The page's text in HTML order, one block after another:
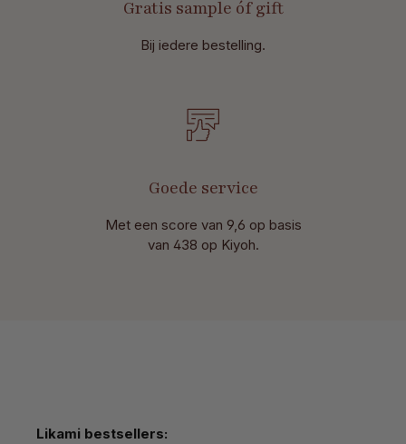
Gratis sample óf gift
Bij iedere bestelling.
Goede service
Met een score van 9,6 op basis
van 438 op Kiyoh.
Productgalerij overslaan
Likami bestsellers: